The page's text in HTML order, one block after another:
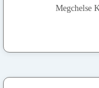
Megchelse